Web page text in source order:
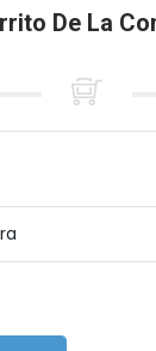
De La